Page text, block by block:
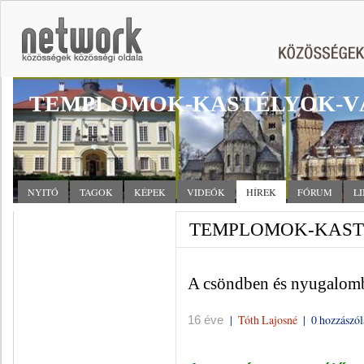
TEMPLOMOK-KASTÉLYOK-
NYITÓ TAGOK KÉPEK VIDEÓK HÍREK FÓRUM
TEMPLOMOK-
A csöndben és
16 éve | Tóth Lajosné | 0